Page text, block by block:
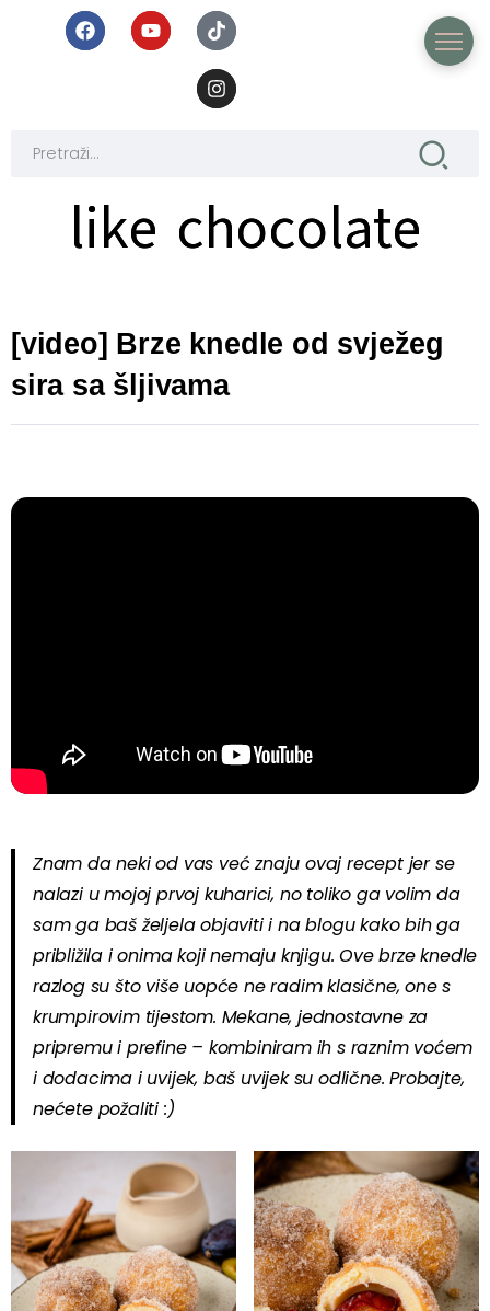
like chocolate
like chocolate
[video] Brze knedle od svježeg
sira sa šljivama
Znam da neki od vas već znaju ovaj recept jer se
nalazi u mojoj prvoj kuharici, no toliko ga volim da
sam ga baš željela objaviti i na blogu kako bih ga
približila i onima koji nemaju knjigu. Ove brze knedle
razlog su što više uopće ne radim klasične, one s
krumpirovim tijestom. Mekane, jednostavne za
pripremu i prefine – kombiniram ih s raznim voćem
i dodacima i uvijek, baš uvijek su odlične. Probajte,
nećete požaliti :)